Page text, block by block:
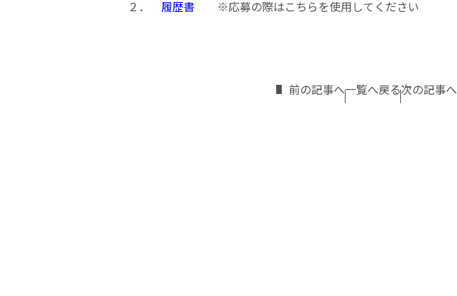
２． 履歴書 ※応募の際はこちらを使用してください
前の記事へ一覧へ戻る次の記事へ